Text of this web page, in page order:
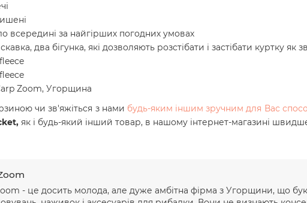
всередині за найгірших погодних умовах
два бігунка, які дозволяють розстібати і застібати куртку як
Zoom, Угорщина
чи зв'яжіться з нами будь-яким іншим зручним для Вас
, як і будь-який інший товар, в нашому інтернет-магазині
- це досить молода, але дуже амбітна фірма з Угорщини, що